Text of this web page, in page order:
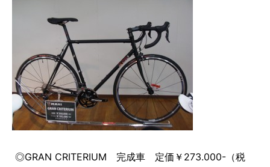
◎GRAN CRITERIUM 完成車 定価￥273.000-（税